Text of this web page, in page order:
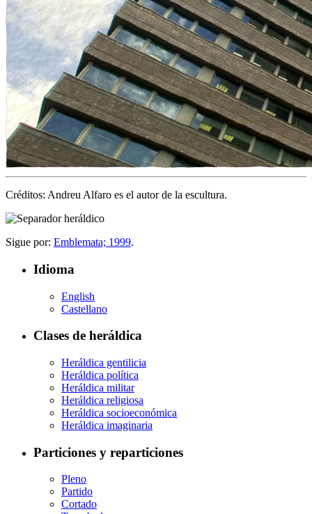
Créditos: Andreu Alfaro es el autor de la escultura.
Sigue por: Emblemata; 1999.
Idioma
English
Castellano
Clases de heráldica
Heráldica gentilicia
Heráldica política
Heráldica militar
Heráldica religiosa
Heráldica socioeconómica
Heráldica imaginaria
Particiones y reparticiones
Pleno
Partido
Cortado